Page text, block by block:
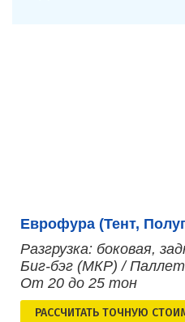
Еврофура (Тент,
Разгрузка: боковая,
Биг-бэг (МКР) /
От 20 до 25 тон
РАСCЧИТАТЬ ТОЧНУЮ